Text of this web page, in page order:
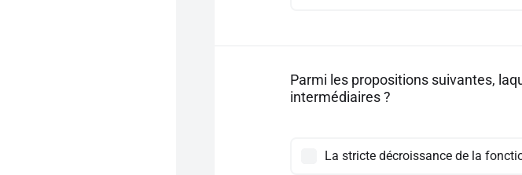
Parmi les propositions suivantes,
intermédiaires ?
La stricte décroissance de la